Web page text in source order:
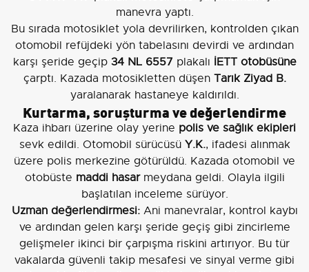
manevra yaptı.
Bu sırada motosiklet yola devrilirken, kontrolden çıkan
otomobil refüjdeki yön tabelasını devirdi ve ardından
karşı şeride geçip 34 NL 6557 plakalı İETT otobüsüne
çarptı. Kazada motosikletten düşen Tarık Ziyad B.
yaralanarak hastaneye kaldırıldı.
Kurtarma, soruşturma ve değerlendirme
Kaza ihbarı üzerine olay yerine polis ve sağlık ekipleri
sevk edildi. Otomobil sürücüsü Y.K., ifadesi alınmak
üzere polis merkezine götürüldü. Kazada otomobil ve
otobüste maddi hasarmeydana geldi. Olayla ilgili
başlatılan inceleme sürüyor.
Uzman değerlendirmesi:Ani manevralar, kontrol kaybı
ve ardından gelen karşı şeride geçiş gibi zincirleme
gelişmeler ikinci bir çarpışma riskini artırıyor. Bu tür
vakalarda güvenli takip mesafesi ve sinyal verme gibi